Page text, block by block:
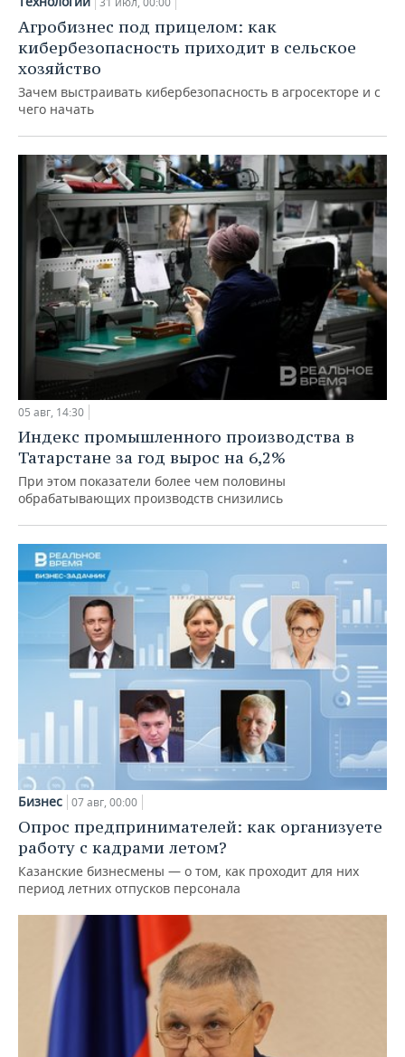
Агробизнес под прицелом: как
кибербезопасность приходит в сельское
хозяйство
Зачем выстраивать кибербезопасность в агросекторе и с
чего начать
05 авг, 14:30
Индекс промышленного производства в
Татарстане за год вырос на 6,2%
При этом показатели более чем половины
обрабатывающих производств снизились
Бизнес 07 авг, 00:00
Опрос предпринимателей: как организуете
работу с кадрами летом?
Казанские бизнесмены — о том, как проходит для них
период летних отпусков персонала